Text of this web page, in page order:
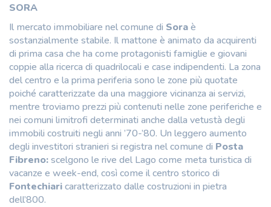
SORA
Il mercato immobiliare nel comune di Soraè
sostanzialmente stabile. Il mattone è animato da acquirenti
di prima casa che ha come protagonisti famiglie e giovani
coppie alla ricerca di quadrilocali e case indipendenti. La zona
del centro e la prima periferia sono le zone più quotate
poiché caratterizzate da una maggiore vicinanza ai servizi,
mentre troviamo prezzi più contenuti nelle zone periferiche e
nei comuni limitrofi determinati anche dalla vetustà degli
immobili costruiti negli anni ’70-’80. Un leggero aumento
degli investitori stranieri si registra nel comune di Posta
Fibreno:scelgono le rive del Lago come meta turistica di
vacanze e week-end, così come il centro storico di
Fontechiaricaratterizzato dalle costruzioni in pietra
dell’800.